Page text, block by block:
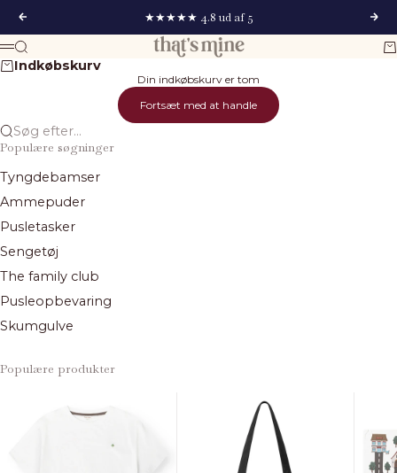
Forrige
★★★★★ 4.8 ud af 5
That's Mine
Menu
Søg
Indkøbskurv
Din indkøbskurv er tom
Fortsæt med at handle
Søg efter...
Populære søgninger
Tyngdebamser
Ammepuder
Pusletasker
Sengetøj
The family club
Pusleopbevaring
Skumgulve
Populære produkter